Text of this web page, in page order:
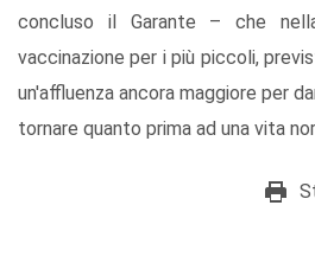
concluso il Garante – che
vaccinazione per i più piccoli,
un'affluenza ancora maggiore per
tornare quanto prima ad una vita